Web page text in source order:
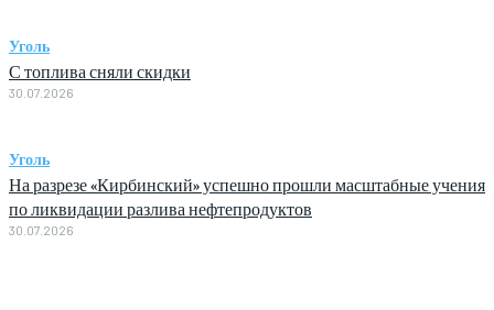
Уголь
С топлива сняли скидки
30.07.2026
Уголь
На разрезе «Кирбинский» успешно прошли масштабные учения
по ликвидации разлива нефтепродуктов
30.07.2026